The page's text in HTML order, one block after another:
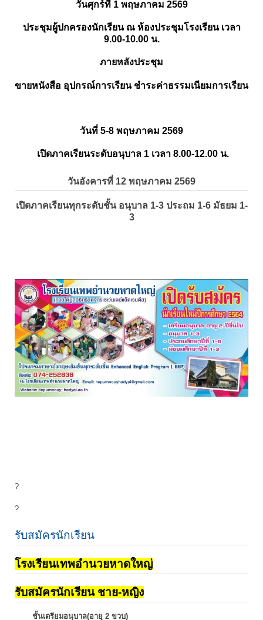
วันศุกร์ที่ 1 พฤษภาคม 2569
ประชุมผู้ปกครองนักเรียน ณ ห้องประชุมโรงเรียน เวลา
9.00-10.00 น.
ภายหลังประชุม
ขายหนังสือ อุปกรณ์การเรียน ชำระค่าธรรมเนียมการเรียน
วันที่ 5-8 พฤษภาคม 2569
เปิดภาคเรียนระดับอนุบาล 1 เวลา 8.00-12.00 น.
วันอังคารที่ 12 พฤษภาคม 2569
เปิดภาคเรียนทุกระดับชั้น อนุบาล 1-3 ประถม 1-6 มัธยม 1-
3
?
?
รับสมัครนักเรียน
โรงเรียนเทพอำนวยหาดใหญ่
รับสมัครนักเรียน ชาย-หญิง
ชั้นเตรียมอนุบาล(อายุ 2 ขวบ)